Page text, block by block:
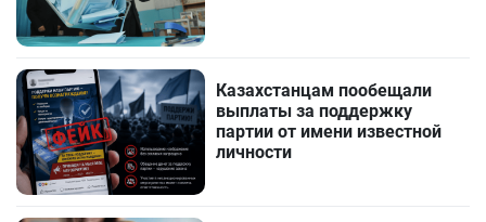
Казахстанцам пообещали
выплаты за поддержку
партии от имени известной
личности